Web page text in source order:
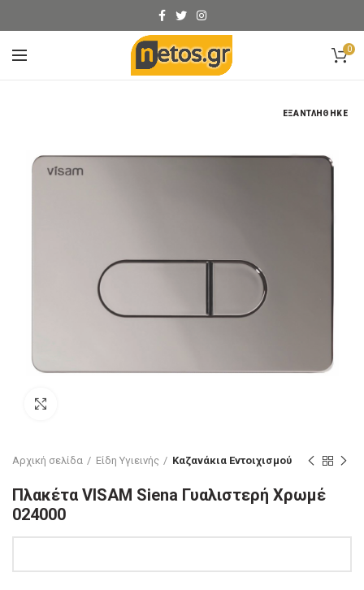
0
ΕΞΑΝΤΛΉΘΗΚΕ
Αρχική σελίδα Είδη Υγιεινής Καζανάκια Εντοιχισμού
Πλακέτα VISAM Siena Γυαλιστερή Χρωμέ
024000